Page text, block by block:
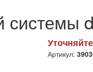
системы
Артикул: